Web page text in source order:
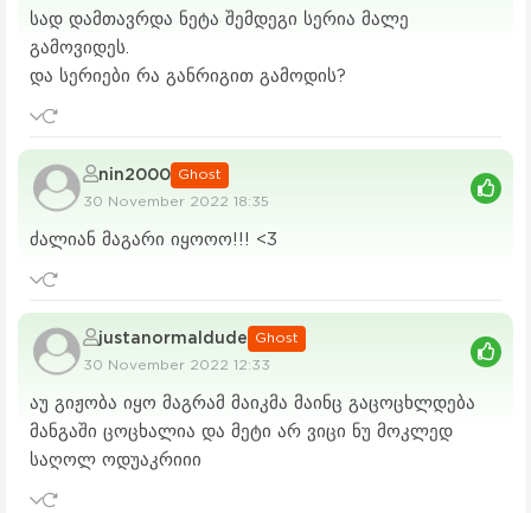
სად დამთავრდა ნეტა შემდეგი სერია მალე
გამოვიდეს.
და სერიები რა განრიგით გამოდის?
nin2000 Ghost
30 November 2022 18:35
ძალიან მაგარი იყოოო!!! <3
justanormaldude Ghost
30 November 2022 12:33
აუ გიჟობა იყო მაგრამ მაიკმა მაინც გაცოცხლდება
მანგაში ცოცხალია და მეტი არ ვიცი ნუ მოკლედ
საღოლ ოდუაკრიიი